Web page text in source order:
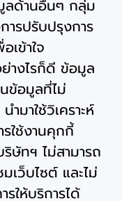
ลด้านอื่นๆ กลุ่ม
รปรับปรุงการ
เข้าใจ
างไรก็ดี ข้อมูล
ข้อมูลที่ไม่
มาใช้วิเคราะห์
ใช้งานคุกกี้
ษัทฯ ไม่สามารถ
เว็บไซต์ และไม่
ให้บริการได้